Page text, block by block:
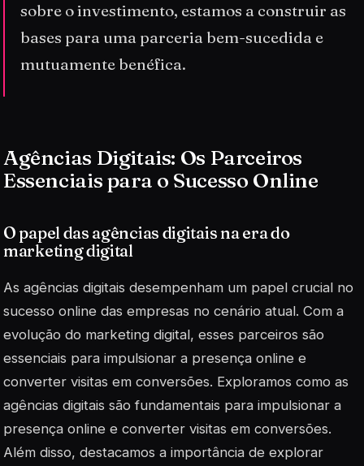
sobre o investimento, estamos a construir as
bases para uma parceria bem-sucedida e
mutuamente benéfica.
Agências Digitais: Os Parceiros
Essenciais para o Sucesso Online
O papel das agências digitais na era do
marketing digital
As agências digitais desempenham um papel crucial no
sucesso online das empresas no cenário atual. Com a
evolução do marketing digital, esses parceiros são
essenciais para impulsionar a presença online e
converter visitas em conversões. Exploramos como as
agências digitais são fundamentais para impulsionar a
presença online e converter visitas em conversões.
Além disso, destacamos a importância de explorar